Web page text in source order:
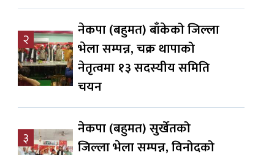
२
नेकपा (बहुमत) बाँकेको जिल्ला
भेला सम्पन्न, चक्र थापाको
नेतृत्वमा १३ सदस्यीय समिति
चयन
३
नेकपा (बहुमत) सुर्खेतको
जिल्ला भेला सम्पन्न, विनोदको